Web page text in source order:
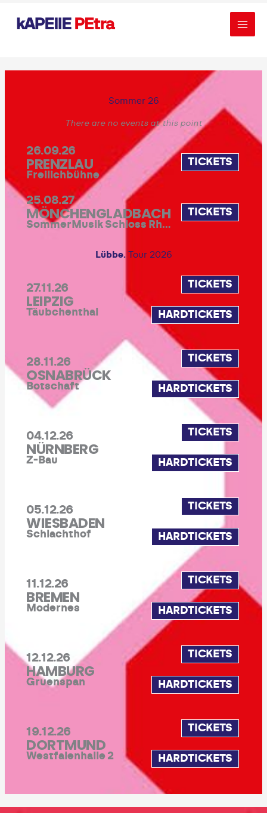
Inhalt
Sommer 26
There are no events at this point
26.09.26
PRENZLAU
Freilichbühne
TICKETS
25.08.27
MÖNCHENGLADBACH
SommerMusik Schloss Rheydt
TICKETS
Lübbe.Tour 2026
27.11.26
LEIPZIG
Täubchenthal
TICKETS
HARDTICKETS
28.11.26
OSNABRÜCK
Botschaft
TICKETS
HARDTICKETS
04.12.26
NÜRNBERG
Z-Bau
TICKETS
HARDTICKETS
05.12.26
WIESBADEN
Schlachthof
TICKETS
HARDTICKETS
11.12.26
BREMEN
Modernes
TICKETS
HARDTICKETS
12.12.26
HAMBURG
Gruenspan
TICKETS
HARDTICKETS
19.12.26
DORTMUND
Westfalenhalle 2
TICKETS
HARDTICKETS